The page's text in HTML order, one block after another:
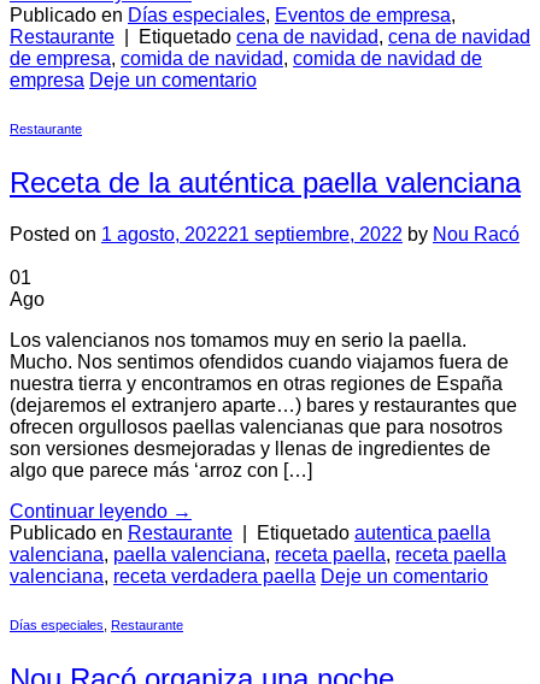
Publicado en Días especiales, Eventos de empresa,
Restaurante
Etiquetado cena de navidad, cena de navidad
de empresa, comida de navidad, comida de navidad de
empresa Deje un comentario
Restaurante
Receta de la auténtica paella valenciana
Posted on 1 agosto, 202221 septiembre, 2022 by Nou Racó
01
Ago
Los valencianos nos tomamos muy en serio la paella.
Mucho. Nos sentimos ofendidos cuando viajamos fuera de
nuestra tierra y encontramos en otras regiones de España
(dejaremos el extranjero aparte…) bares y restaurantes que
ofrecen orgullosos paellas valencianas que para nosotros
son versiones desmejoradas y llenas de ingredientes de
algo que parece más ‘arroz con […]
Continuar leyendo →
Publicado en Restaurante Etiquetado autentica paella
valenciana, paella valenciana, receta paella, receta paella
valenciana, receta verdadera paella Deje un comentario
Días especiales Restaurante